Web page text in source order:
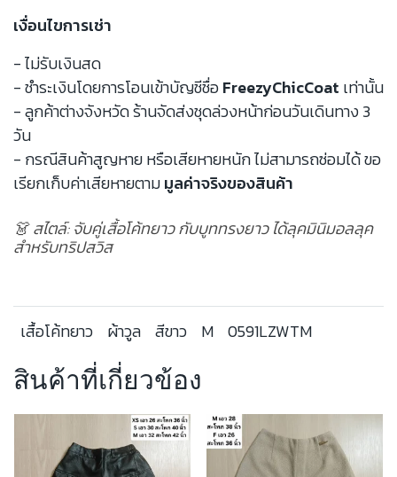
เงื่อนไขการเช่า
- ไม่รับเงินสด
- ชำระเงินโดยการโอนเข้าบัญชีชื่อFreezyChicCoat เท่านั้น
- ลูกค้าต่างจังหวัด ร้านจัดส่งชุดล่วงหน้าก่อนวันเดินทาง 3
วัน
- กรณีสินค้าสูญหาย หรือเสียหายหนัก ไม่สามารถซ่อมได้ ขอ
เรียกเก็บค่าเสียหายตามมูลค่าจริงของสินค้า
👗 สไตล์: จับคู่เสื้อโค้ทยาว กับบูททรงยาว ได้ลุคมินิมอลลุค
สำหรับทริปสวิส
เสื้อโค้ทยาว ผ้าวูล สีขาว M 0591LZWTM
สินค้าที่เกี่ยวข้อง